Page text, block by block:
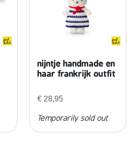
nijntje handmade en
haar frankrijk outfit
€ 28,95
Temporarily sold out